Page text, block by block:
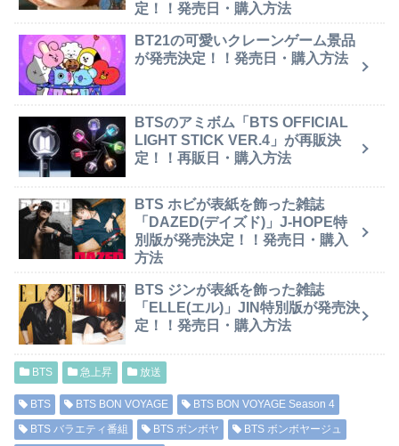
定！！発売日・購入方法
BT21の可愛いクレーンゲーム景品
が発売決定！！発売日・購入方法
BTSのアミボム「BTS OFFICIAL
LIGHT STICK VER.4」が再販決
定！！再販日・購入方法
BTS ホビが表紙を飾った雑誌
「DAZED(デイズド)」J-HOPE特
別版が発売決定！！発売日・購入
方法
BTS ジンが表紙を飾った雑誌
「ELLE(エル)」JIN特別版が発売決
定！！発売日・購入方法
BTS 急上昇 放送
BTS BTS BON VOYAGE
BTS BON VOYAGE Season 4
BTS バラエティ番組
BTS ボンボヤ
BTS ボンボヤージュ